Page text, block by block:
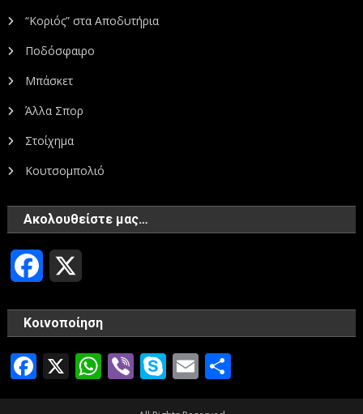
“Κοριός” στα Αποδυτήρια
Ποδόσφαιρο
Μπάσκετ
Άλλα Σπορ
Στοίχημα
Κουτσομπολιό
Ακολουθείστε μας…
Facebook
Κοινοποίηση
Facebook
X WhatsApp
ViberSkype
Email